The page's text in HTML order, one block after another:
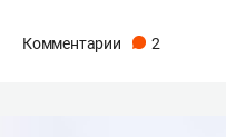
Комментарии 2